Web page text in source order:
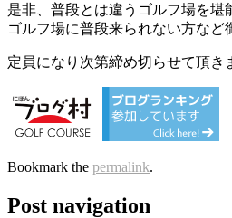
是非、普段とは違うゴルフ場を堪
ゴルフ場に普段来られない方など
定員になり次第締め切らせて頂き
Bookmark the permalink.
Post navigation